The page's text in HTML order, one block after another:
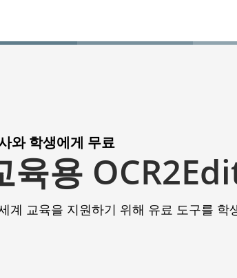
와 학생에게 무료
육용
계 교육을 지원하기 위해 유료 도구를 학